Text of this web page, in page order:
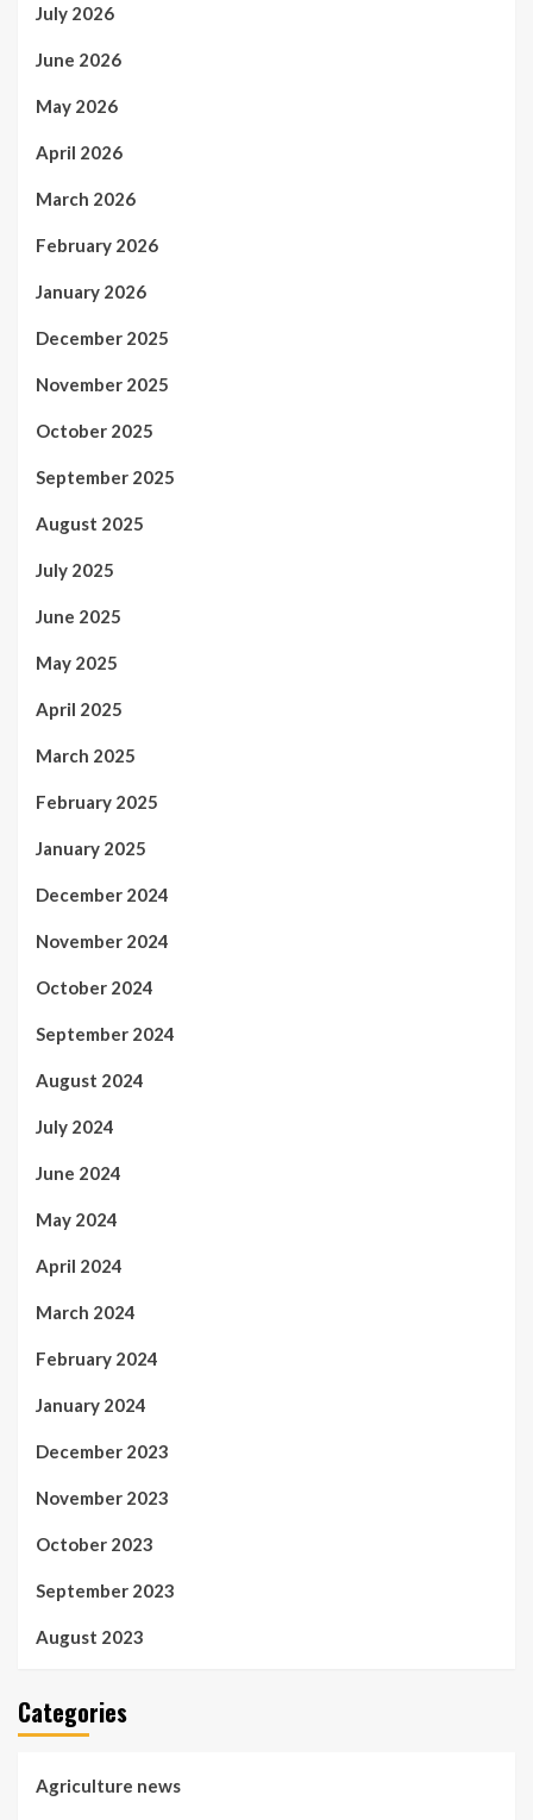
July 2026
June 2026
May 2026
April 2026
March 2026
February 2026
January 2026
December 2025
November 2025
October 2025
September 2025
August 2025
July 2025
June 2025
May 2025
April 2025
March 2025
February 2025
January 2025
December 2024
November 2024
October 2024
September 2024
August 2024
July 2024
June 2024
May 2024
April 2024
March 2024
February 2024
January 2024
December 2023
November 2023
October 2023
September 2023
August 2023
Categories
Agriculture news